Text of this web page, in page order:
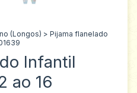
(Longos) > Pijama flanelado
Infantil
ao 16